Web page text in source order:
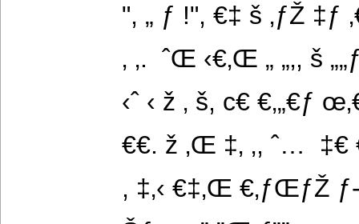
", „ ƒ !", €‡ š ‚ƒŽ ‡ƒ
‚ ‚.  ˆŒ ‹€‚Œ „ „‚, š
‹ˆ ‹ ž ‚ š, c€ €‚„€ƒ
€€. ž ‚Œ ‡‚ ‚, ˆ…  ‡€
, ‡‚‹ €‡‚Œ €‚ƒŒƒŽ